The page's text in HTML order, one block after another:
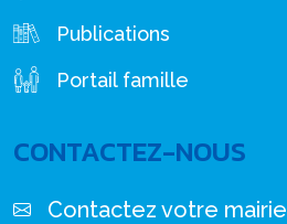
Publications
Portail famille
CONTACTEZ-NOUS
Contactez votre mairie